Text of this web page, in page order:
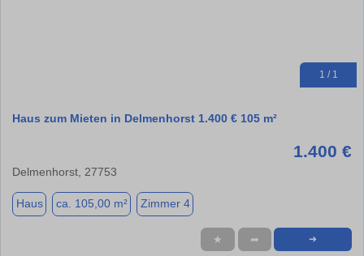
1 / 1
Haus zum Mieten in Delmenhorst 1.400 € 105 m²
1.400 €
Delmenhorst, 27753
Haus ca. 105,00 m² Zimmer 4
★ ➦ ➜